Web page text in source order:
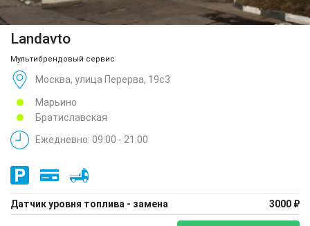
Landavto
Мультибрендовый сервис
Москва, улица Перерва, 19с3
Марьино
Братиславская
Ежедневно: 09:00 - 21:00
Датчик уровня топлива - замена 3000 ₽